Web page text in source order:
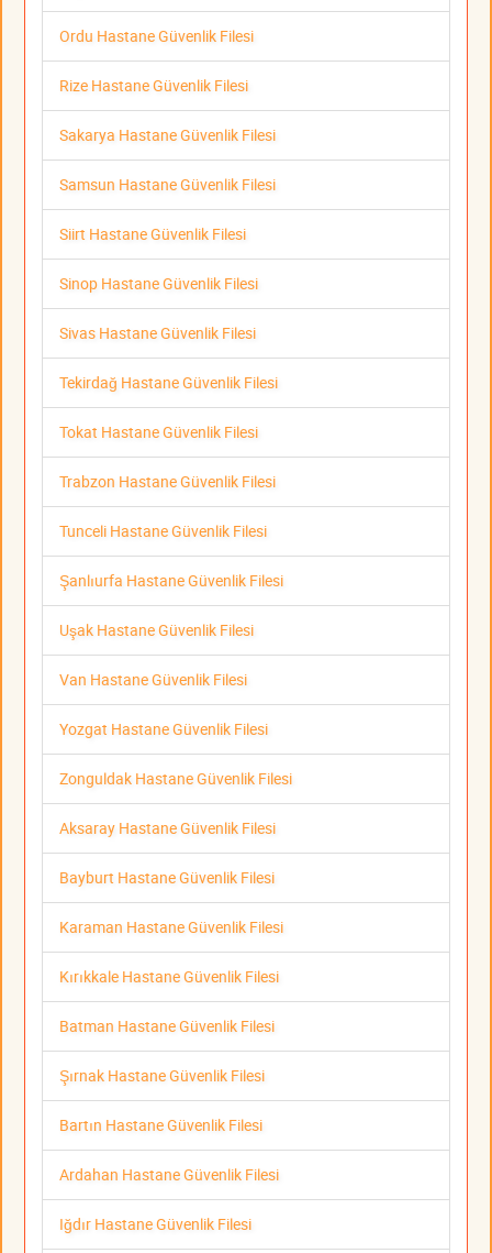
Ordu Hastane Güvenlik Filesi
Rize Hastane Güvenlik Filesi
Sakarya Hastane Güvenlik Filesi
Samsun Hastane Güvenlik Filesi
Siirt Hastane Güvenlik Filesi
Sinop Hastane Güvenlik Filesi
Sivas Hastane Güvenlik Filesi
Tekirdağ Hastane Güvenlik Filesi
Tokat Hastane Güvenlik Filesi
Trabzon Hastane Güvenlik Filesi
Tunceli Hastane Güvenlik Filesi
Şanlıurfa Hastane Güvenlik Filesi
Uşak Hastane Güvenlik Filesi
Van Hastane Güvenlik Filesi
Yozgat Hastane Güvenlik Filesi
Zonguldak Hastane Güvenlik Filesi
Aksaray Hastane Güvenlik Filesi
Bayburt Hastane Güvenlik Filesi
Karaman Hastane Güvenlik Filesi
Kırıkkale Hastane Güvenlik Filesi
Batman Hastane Güvenlik Filesi
Şırnak Hastane Güvenlik Filesi
Bartın Hastane Güvenlik Filesi
Ardahan Hastane Güvenlik Filesi
Iğdır Hastane Güvenlik Filesi